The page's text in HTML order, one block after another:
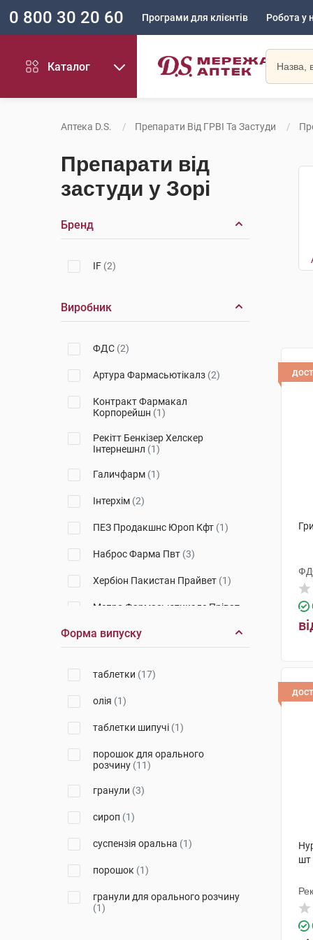
0 800 30 20 60 Програми для клієнтів Робота у
Каталог
Аптека D.S. Препарати Від ГРВІ Та Застуди
Препарати від
застуди у Зорі
Бренд
IF (2)
Виробник
ФДС (2)
Артура Фармасьютікалз (2)
Контракт Фармакал
Корпорейшн (1)
Рекітт Бенкізер Хелскер
Інтернешнл (1)
Галичфарм (1)
Інтерхім (2)
ПЕЗ Продакшнс Юроп Кфт (1)
Наброс Фарма Пвт (3)
Хербіон Пакистан Прайвет (1)
Мепро Фармасьютикалс Пріват
Чарлі ПП (3)
Дельта Медікел
Буарон(1)
Ананта Медікеар (2)
(1)
Сперко Україна (1)
Форма випуску
таблетки (17)
олія (1)
таблетки шипучі (1)
порошок для орального
розчину (11)
гранули (3)
сироп (1)
суспензія оральна (1)
порошок (1)
гранули для орального розчину
(1)
шт